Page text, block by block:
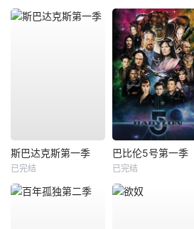
斯巴达克斯第一季
已完结
巴比伦5号第一季
已完结